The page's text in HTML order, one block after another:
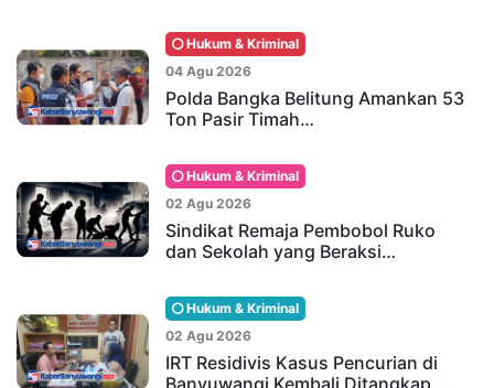
Hukum & Kriminal
04 Agu 2026
Polda Bangka Belitung Amankan 53
Ton Pasir Timah…
Hukum & Kriminal
02 Agu 2026
Sindikat Remaja Pembobol Ruko
dan Sekolah yang Beraksi…
Hukum & Kriminal
02 Agu 2026
IRT Residivis Kasus Pencurian di